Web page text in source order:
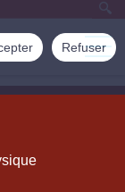
Refuser